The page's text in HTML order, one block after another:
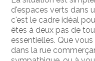
d'espaces verts dans
c'est le cadre idéal
êtes à deux pas de
essentielles. Que
dans la rue